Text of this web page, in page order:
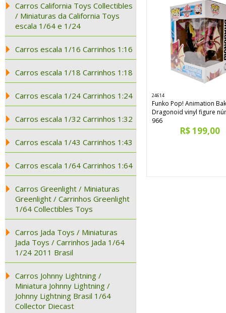
Carros California Toys Collectibles
/ Miniaturas da California Toys
escala 1/64 e 1/24
Carros escala 1/16 Carrinhos 1:16
Carros escala 1/18 Carrinhos 1:18
Carros escala 1/24 Carrinhos 1:24
Carros escala 1/32 Carrinhos 1:32
Carros escala 1/43 Carrinhos 1:43
Carros escala 1/64 Carrinhos 1:64
Carros Greenlight / Miniaturas
Greenlight / Carrinhos Greenlight
1/64 Collectibles Toys
Carros Jada Toys / Miniaturas
Jada Toys / Carrinhos Jada 1/64
1/24 2011 Brasil
Carros Johnny Lightning /
Miniatura Johnny Lightning /
Johnny Lightning Brasil 1/64
Collector Diecast
24614
Funko Pop! Animation
Dragonoid vinyl figure
966
R$ 199,00